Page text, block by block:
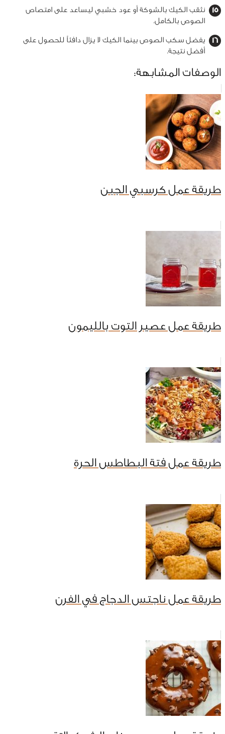
نثقب الكيك بالشوكة أو عود خشبي ليساعد على امتصاص
الصوص بالكامل.
يفضل سكب الصوص بينما الكيك لا يزال دافئاً للحصول على
أفضل نتيجة.
الوصفات المشابهة:
طريقة عمل كرسبي الجبن
طريقة عمل عصير التوت بالليمون
طريقة عمل فتة البطاطس الحرة
طريقة عمل ناجتس الدجاج في الفرن